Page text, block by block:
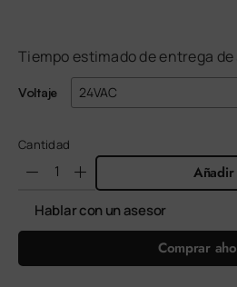
Tiempo estimado de entrega de
Voltaje
Cantidad
Hablar con un asesor
Comprar